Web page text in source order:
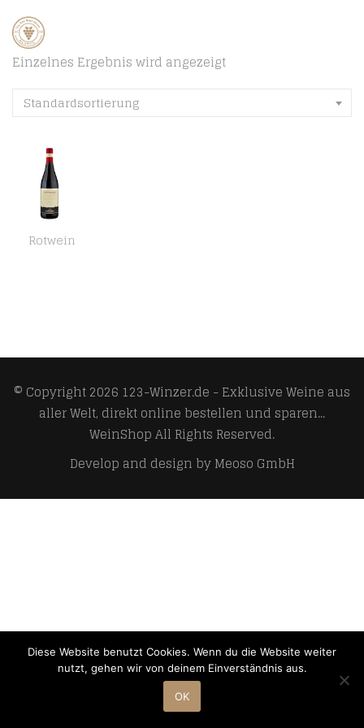
Einzelnes Ergebnis wird angezeigt
Standardsortierung
Rotwein
© Copyright 2026 123-Winzer.de - Exklusive Weine aus
aller Welt, direkt online bestellen und sparen...
WeinShopAll Rights Reserved.
Develop and design byMeoso GmbH
Diese Website benutzt Cookies. Wenn du die Website weiter
nutzt, gehen wir von deinem Einverständnis aus.
OK